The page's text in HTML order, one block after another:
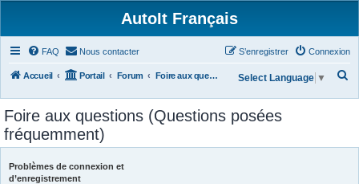
AutoIt Français
FAQ Nous contacter Connexion
S’enregistrer
Accueil Portail Forum Foire aux questions (Questions posées fréquemment) Select Language ▼
Foire aux questions (Questions posées
fréquemment)
Problèmes de connexion et
d’enregistrement